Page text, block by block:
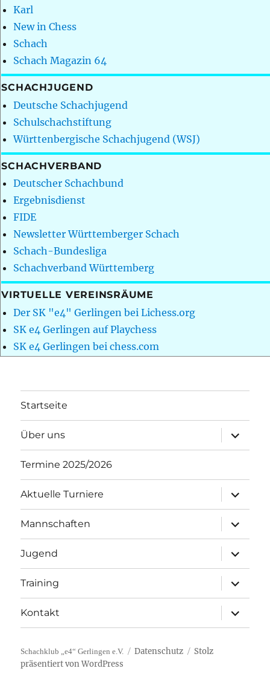
Karl
New in Chess
Schach
Schach Magazin 64
SCHACHJUGEND
Deutsche Schachjugend
Schulschachstiftung
Württenbergische Schachjugend (WSJ)
SCHACHVERBAND
Deutscher Schachbund
Ergebnisdienst
FIDE
Newsletter Württemberger Schach
Schach-Bundesliga
Schachverband Württemberg
VIRTUELLE VEREINSRÄUME
Der SK "e4" Gerlingen bei Lichess.org
SK e4 Gerlingen auf Playchess
SK e4 Gerlingen bei chess.com
Startseite
Über uns
öffnen
Termine 2025/2026
Aktuelle Turniere
öffnen
Mannschaften
öffnen
Jugend
öffnen
Training
öffnen
Kontakt
öffnen
Schachklub „e4“ Gerlingen e.V. Datenschutz
Stolz
präsentiert von WordPress